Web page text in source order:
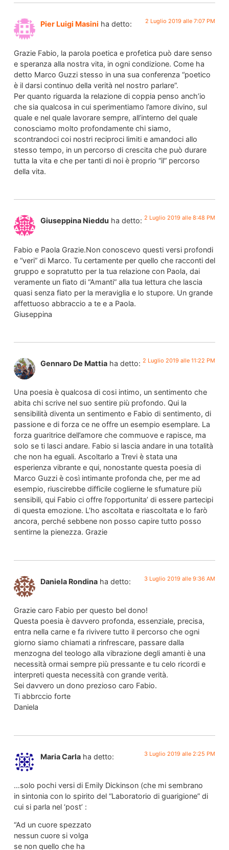
Pier Luigi Masini ha detto: 2 Luglio 2019 alle 7:07 PM
Grazie Fabio, la parola poetica e profetica può dare senso
e speranza alla nostra vita, in ogni condizione. Come ha
detto Marco Guzzi stesso in una sua conferenza “poetico
è il darsi continuo della verità nel nostro parlare”.
Per quanto riguarda la relazione di coppia penso anch’io
che sia qualcosa in cui sperimentiamo l’amore divino, sul
quale e nel quale lavorare sempre, all’interno del quale
conosciamo molto profondamente chi siamo,
scontrandoci coi nostri reciproci limiti e amandoci allo
stesso tempo, in un percorso di crescita che può durare
tutta la vita e che per tanti di noi è proprio “il” percorso
della vita.
Giuseppina Nieddu ha detto: 2 Luglio 2019 alle 8:48 PM
Fabio e Paola Grazie.Non conoscevo questi versi profondi
e “veri” di Marco. Tu certamente per quello che racconti del
gruppo e sopratutto per la tua relazione con Paola, dai
veramente un fiato di “Amanti” alla tua lettura che lascia
quasi senza fiato per la meraviglia e lo stupore. Un grande
affettuoso abbraccio a te e a Paola.
Giuseppina
Gennaro De Mattia ha detto: 2 Luglio 2019 alle 11:22 PM
Una poesia è qualcosa di cosi intimo, un sentimento che
abita chi scrive nel suo sentire più profondo. Qui la
sensibilità diventa un sentimento e Fabio di sentimento, di
passione e di forza ce ne offre un esempio esemplare. La
forza guaritrice dell’amore che commuove e rapisce, ma
solo se ti lasci andare. Fabio si lascia andare in una totalità
che non ha eguali. Ascoltarlo a Trevi è stata una
esperienza vibrante e qui, nonostante questa poesia di
Marco Guzzi è così intimante profonda che, per me ad
esempio, riuscirebbe difficile coglierne le sfumature più
sensibili, qui Fabio ci offre l’opportunita’ di essere partecipi
di questa emozione. L’ho ascoltata e riascoltata e lo farò
ancora, perché sebbene non posso capire tutto posso
sentirne la pienezza. Grazie
Daniela Rondina ha detto: 3 Luglio 2019 alle 9:36 AM
Grazie caro Fabio per questo bel dono!
Questa poesia è davvero profonda, essenziale, precisa,
entra nella carne e fa rivivere tutto il percorso che ogni
giorno siamo chiamati a rinfrescare, passare dalla
menzogna del teologo alla vibrazione degli amanti è una
necessità ormai sempre più pressante e tu celo ricordi e
interpreti questa necessità con grande verità.
Sei davvero un dono prezioso caro Fabio.
Ti abbrccio forte
Daniela
Maria Carla ha detto: 3 Luglio 2019 alle 2:25 PM
…solo pochi versi di Emily Dickinson (che mi sembrano
in sintonia con lo spirito del “Laboratorio di guarigione” di
cui si parla nel ‘post’ :
“Ad un cuore spezzato
nessun cuore si volga
se non quello che ha